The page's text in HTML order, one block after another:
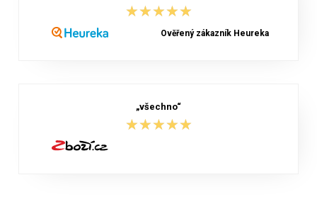
★★★★★
★★★★★
Ověřený zákazník Heureka
„všechno“
★★★★★
★★★★★